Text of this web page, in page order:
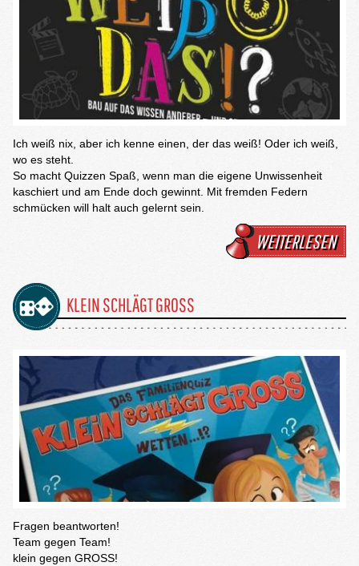
Ich weiß nix, aber ich kenne einen, der das weiß! Oder ich weiß,
wo es steht.
So macht Quizzen Spaß, wenn man die eigene Unwissenheit
kaschiert und am Ende doch gewinnt. Mit fremden Federn
schmücken will halt auch gelernt sein.
WEITERLESEN
KLEIN SCHLÄGT GROSS
Fragen beantworten!
Team gegen Team!
klein gegen GROSS!